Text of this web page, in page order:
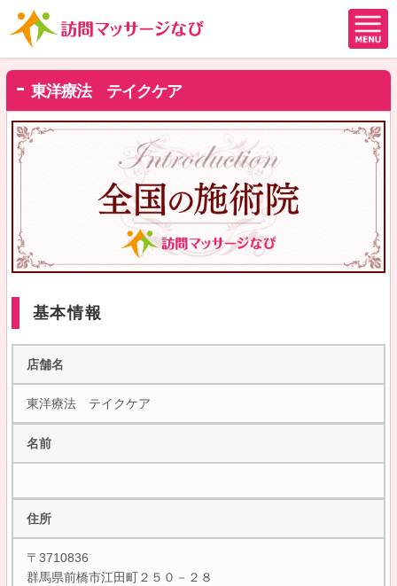
東洋療法 テイクケア
基本情報
店舗名
東洋療法 テイクケア
名前
住所
〒3710836
群馬県前橋市江田町２５０－２８